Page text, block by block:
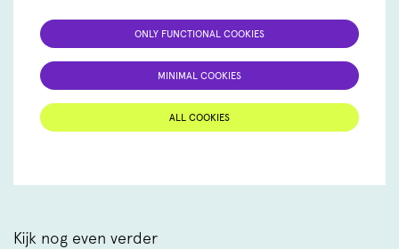
ONLY FUNCTIONAL COOKIES
MINIMAL COOKIES
ALL COOKIES
Kijk nog even verder